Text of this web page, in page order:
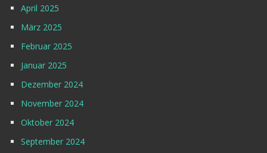
April 2025
März 2025
Februar 2025
Januar 2025
Dezember 2024
November 2024
Oktober 2024
September 2024